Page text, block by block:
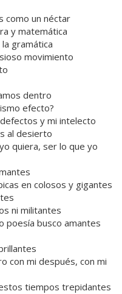
como un néctar
y matemática
gramática
movimiento
dentro
efecto?
y mi intelecto
al desierto
quiera, ser lo que yo
en colosos y gigantes
ni militantes
poesía busco amantes
con mi después, con mi
tiempos trepidantes